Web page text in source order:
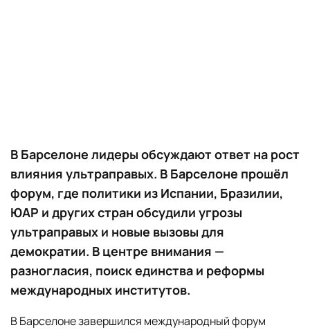
В Барселоне лидеры обсуждают ответ на рост
влияния ультраправых. В Барселоне прошёл
форум, где политики из Испании, Бразилии,
ЮАР и других стран обсудили угрозы
ультраправых и новые вызовы для
демократии. В центре внимания —
разногласия, поиск единства и реформы
международных институтов.
В Барселоне завершился международный форум